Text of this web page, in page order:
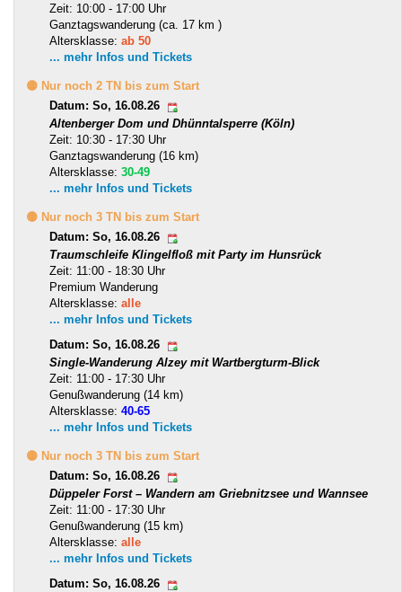
Zeit: 10:00 - 17:00 Uhr
Ganztagswanderung (ca. 17 km )
Altersklasse: ab 50
... mehr Infos und Tickets
🟡 Nur noch 2 TN bis zum Start
Datum: So, 16.08.26
Altenberger Dom und Dhünntalsperre (Köln)
Zeit: 10:30 - 17:30 Uhr
Ganztagswanderung (16 km)
Altersklasse: 30-49
... mehr Infos und Tickets
🟡 Nur noch 3 TN bis zum Start
Datum: So, 16.08.26
Traumschleife Klingelfloß mit Party im Hunsrück
Zeit: 11:00 - 18:30 Uhr
Premium Wanderung
Altersklasse: alle
... mehr Infos und Tickets
Datum: So, 16.08.26
Single-Wanderung Alzey mit Wartbergturm-Blick
Zeit: 11:00 - 17:30 Uhr
Genußwanderung (14 km)
Altersklasse: 40-65
... mehr Infos und Tickets
🟡 Nur noch 3 TN bis zum Start
Datum: So, 16.08.26
Düppeler Forst – Wandern am Griebnitzsee und Wannsee
Zeit: 11:00 - 17:30 Uhr
Genußwanderung (15 km)
Altersklasse: alle
... mehr Infos und Tickets
Datum: So, 16.08.26